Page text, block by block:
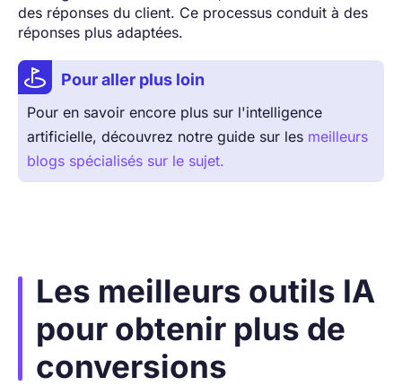
des réponses du client. Ce processus conduit à des
réponses plus adaptées.
Pour aller plus loin
Pour en savoir encore plus sur l'intelligence
artificielle, découvrez notre guide sur les meilleurs
blogs spécialisés sur le sujet.
Les meilleurs outils IA
pour obtenir plus de
conversions